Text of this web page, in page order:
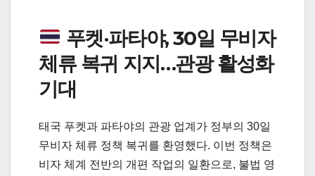
푸켓·파타야, 30일 무비자
체류 복귀 지지…관광 활성화
기대
태국 푸켓과 파타야의 관광 업계가 정부의 30일
무비자 체류 정책 복귀를 환영했다. 이번 정책은
비자 체계 전반의 개편 작업의 일환으로, 불법 영